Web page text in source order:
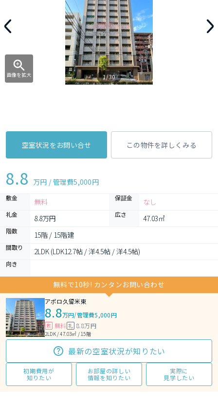
画像を拡大 1/30
空室状況をお問い合せ この物件を詳しくみる
8.8 万円 / 管理費5,000円
敷金 無料 保証金 なし
礼金 8.8万円 広さ 47.03㎡
階数 15階 / 15階建
間取り 2LDK (LDK12.7帖 / 洋4.5帖 / 洋4.5帖)
向き
無料で10秒! カンタンお問い合わせ
アポロ久留米東
8.8万円/管理費5,000円
敷 無料 礼 8.8万円
2LDK / 47.03㎡ / 15階
最新の空室状況が知りたい
初期費用が
知りたい
お部屋の詳しい
情報を知りたい
実際に
見学したい